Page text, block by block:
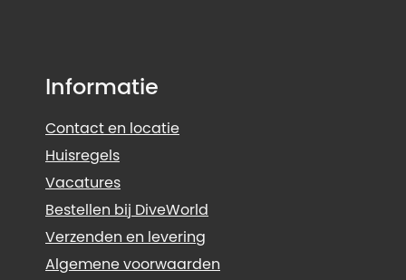
Informatie
Contact en locatie
Huisregels
Vacatures
Bestellen bij DiveWorld
Verzenden en levering
Algemene voorwaarden